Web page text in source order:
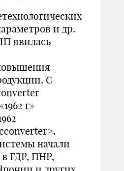
и др.
явилась
С
г»
начали
в ГДР, ПНР,